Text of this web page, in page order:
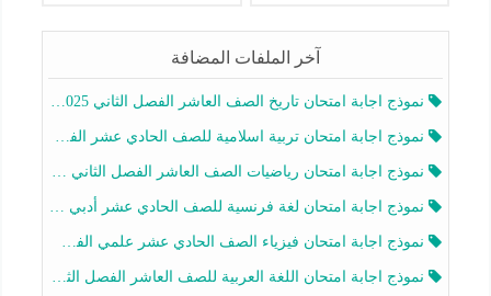
آخر الملفات المضافة
نموذج اجابة امتحان تاريخ الصف العاشر الفصل الثاني 2025-2026
نموذج اجابة امتحان تربية اسلامية للصف الحادي عشر الفصل الثاني 2025-2026
نموذج اجابة امتحان رياضيات الصف العاشر الفصل الثاني 2025-2026
نموذج اجابة امتحان لغة فرنسية للصف الحادي عشر أدبي الفصل الثاني 2025-2026
نموذج اجابة امتحان فيزياء الصف الحادي عشر علمي الفصل الثاني 2025-2026
نموذج اجابة امتحان اللغة العربية للصف العاشر الفصل الثاني 2025-2026